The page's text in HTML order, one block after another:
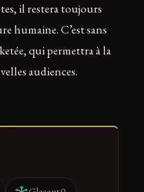
il restera toujours
humaine. C’est sans
qui permettra à la
audiences.